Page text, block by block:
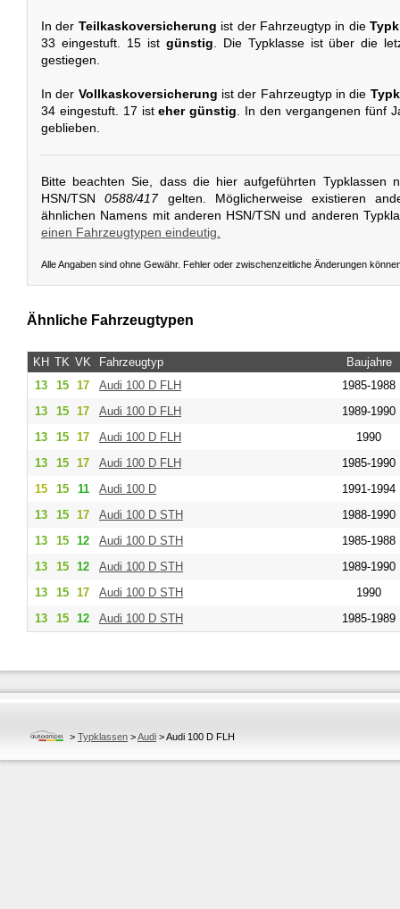
In der Teilkaskoversicherung ist der Fahrzeugtyp in die
33 eingestuft. 15 ist günstig . Die Typklasse ist über die
gestiegen.
In der Vollkaskoversicherung ist der Fahrzeugtyp in die
34 eingestuft. 17 isteher günstig. In den vergangenen fünf
geblieben.
Bitte beachten Sie, dass die hier aufgeführten Typklassen
HSN/TSN0588/417gelten. Möglicherweise existieren
ähnlichen Namens mit anderen HSN/TSN und anderen
einen Fahrzeugtypen eindeutig.
Alle Angaben sind ohne Gewähr. Fehler oder zwischenzeitliche Änderungen
Ähnliche Fahrzeugtypen
KH TK VK Fahrzeugtyp
Baujahre
13
15 17 Audi 100 D FLH
1985-1988
13
15 17 Audi 100 D FLH
1989-1990
13
15 17 Audi 100 D FLH
1990
13
15 17 Audi 100 D FLH
1985-1990
15
15 11 Audi 100 D
1991-1994
13
15 17 Audi 100 D STH
1988-1990
13
15 12 Audi 100 D STH
1985-1988
13
15 12 Audi 100 D STH
1989-1990
13
15 17 Audi 100 D STH
1990
13
15 12 Audi 100 D STH 1985-1989
> Typklassen >Audi >Audi 100 D FLH